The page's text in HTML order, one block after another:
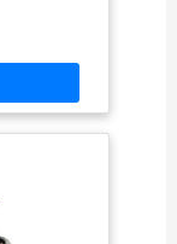
ordonnée
et
aux pots
naturel
de
et
des jeunes